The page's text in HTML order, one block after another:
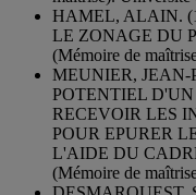
HAMEL, ALAIN.
LE ZONAGE DU
(Mémoire de
MEUNIER, JEAN-
POTENTIEL
RECEVOIR LES
POUR EPURER
L'AIDE DU
(Mémoire de